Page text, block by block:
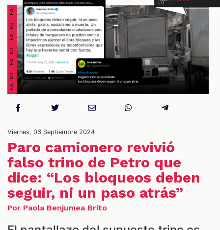
Viernes, 06 Septiembre 2024
Paro camionero revivió
falso trino de Petro que
dice: “Los bloqueos deben
seguir, ni un paso atrás”
Por Paola Benjumea Brito